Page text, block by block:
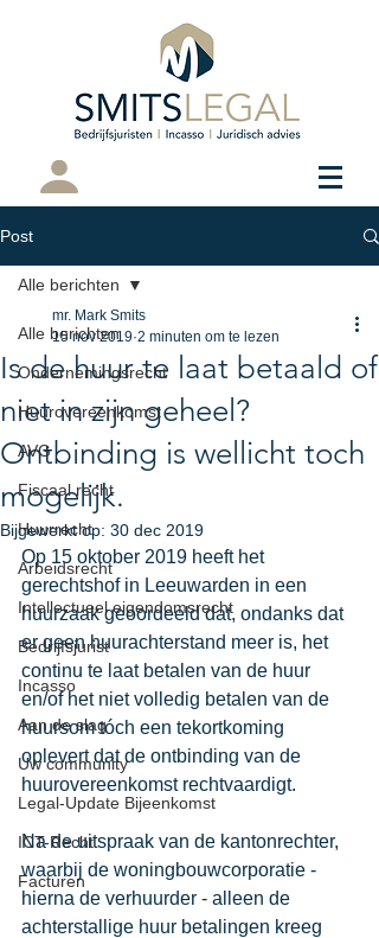
Cliëntenportaal
Post
Alle berichten
Ondernemingsrecht
Huurovereenkomst
AVG
Fiscaal recht
Huurrecht
Arbeidsrecht
Intellectueel eigendomsrecht
Bedrijfsjurist
Incasso
Aan de slag
Uw community
Legal-Update Bijeenkomst
ICT-Recht
Facturen
Alle berichten
Is de huur te laat betaald of
niet in zijn geheel?
Ontbinding is wellicht toch
mogelijk.
mr. Mark Smits
15 nov 2019 2 minuten om te lezen
Bijgewerkt op: 30 dec 2019
Op 15 oktober 2019 heeft het
gerechtshof in Leeuwarden in een
huurzaak geoordeeld dat, ondanks dat
er geen huurachterstand meer is, het
continu te laat betalen van de huur
en/of het niet volledig betalen van de
huursom tóch een tekortkoming
oplevert dat de ontbinding van de
huurovereenkomst rechtvaardigt.
Na de uitspraak van de kantonrechter,
waarbij de woningbouwcorporatie -
hierna de verhuurder - alleen de
achterstallige huur betalingen kreeg